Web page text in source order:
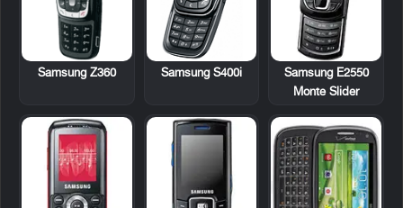
Samsung E2550
Monte Slider
Samsung S400i
Samsung Z360